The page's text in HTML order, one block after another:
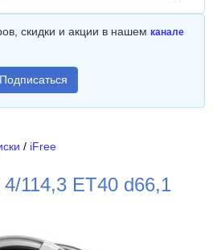
скидки и акции в нашем канале
Подписаться
/ iFree
114,3 ET40 d66,1